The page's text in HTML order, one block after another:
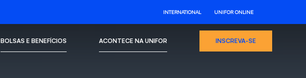
INTERNATIONAL UNIFOR ONLINE
BOLSAS E BENEFÍCIOS ACONTECE NA UNIFOR INSCREVA-SE